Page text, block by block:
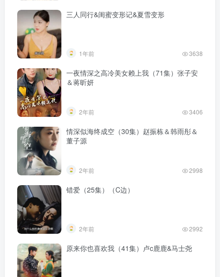
三人同行&闺蜜变形记&夏雪变形
1年前 3638
一夜情深之高冷美女赖上我（71集）张子安
＆蒋昕妍
2年前 3406
情深似海终成空（30集）赵振栋＆韩雨彤＆
董子源
2年前 2998
错爱（25集）（C边）
2年前 2992
原来你也喜欢我（41集）卢c鹿鹿&马士尧